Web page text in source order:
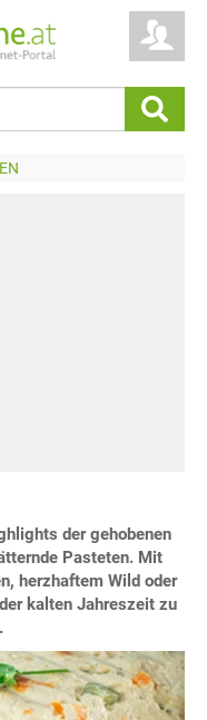
der gehobenen
Pasteten. Mit
herzhaftem Wild oder
kalten Jahreszeit zu